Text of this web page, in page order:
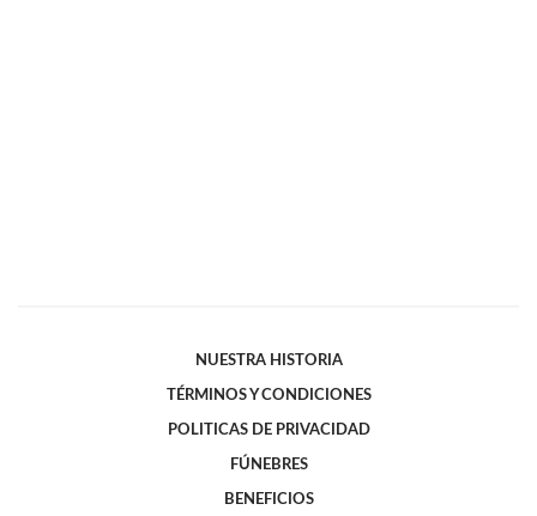
NUESTRA HISTORIA
TÉRMINOS Y CONDICIONES
POLITICAS DE PRIVACIDAD
FÚNEBRES
BENEFICIOS